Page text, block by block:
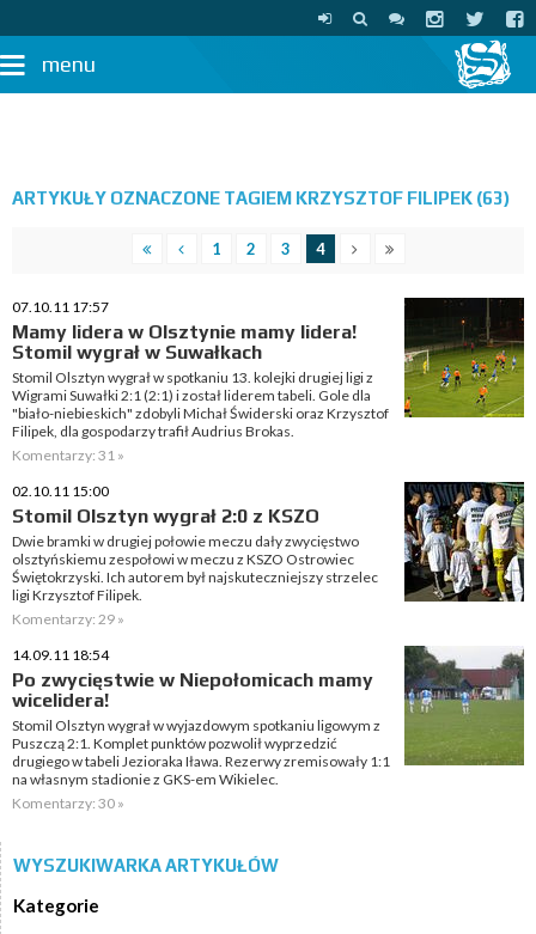
menu
ARTYKUŁY OZNACZONE TAGIEM KRZYSZTOF FILIPEK (63)
1 2 3 4
07.10.11 17:57
Mamy lidera w Olsztynie mamy lidera!
Stomil wygrał w Suwałkach
Stomil Olsztyn wygrał w spotkaniu 13. kolejki drugiej ligi z
Wigrami Suwałki 2:1 (2:1) i został liderem tabeli. Gole dla
"biało-niebieskich" zdobyli Michał Świderski oraz Krzysztof
Filipek, dla gospodarzy trafił Audrius Brokas.
Komentarzy: 31 »
02.10.11 15:00
Stomil Olsztyn wygrał 2:0 z KSZO
Dwie bramki w drugiej połowie meczu dały zwycięstwo
olsztyńskiemu zespołowi w meczu z KSZO Ostrowiec
Świętokrzyski. Ich autorem był najskuteczniejszy strzelec
ligi Krzysztof Filipek.
Komentarzy: 29 »
14.09.11 18:54
Po zwycięstwie w Niepołomicach mamy
wicelidera!
Stomil Olsztyn wygrał w wyjazdowym spotkaniu ligowym z
Puszczą 2:1. Komplet punktów pozwolił wyprzedzić
drugiego w tabeli Jezioraka Iława. Rezerwy zremisowały 1:1
na własnym stadionie z GKS-em Wikielec.
Komentarzy: 30 »
WYSZUKIWARKA ARTYKUŁÓW
Kategorie